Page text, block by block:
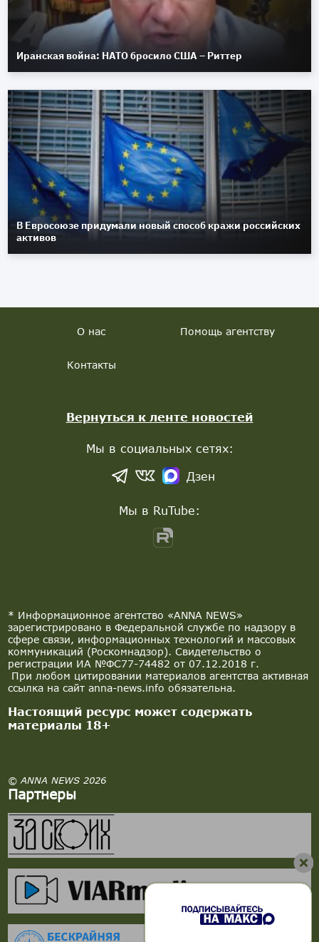
Иранская война: НАТО бросило США – Риттер
В Евросоюзе придумали новый способ кражи российских
активов
* Информационное агентство «ANNA NEWS»
зарегистрировано в Федеральной службе по надзору в
сфере связи, информационных технологий и массовых
коммуникаций (Роскомнадзор). Свидетельство о
регистрации ИА №ФС77-74482 от 07.12.2018 г.
При любом цитировании материалов агентства активная
ссылка на сайт anna-news.info обязательна.
Настоящий ресурс может содержать
материалы 18+
© ANNA NEWS 2026
Партнеры
О нас Помощь агентству
Контакты
Вернуться к ленте новостей
Мы в социальных сетях:
Дзен
Мы в RuTube: